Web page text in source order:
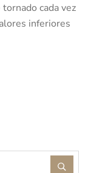
cada vez
inferiores